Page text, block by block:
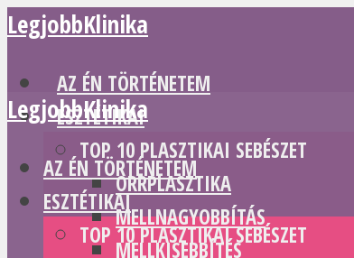
LegjobbKlinika
AZ ÉN TÖRTÉNETEM
ESZTÉTIKAI
TOP 10 PLASZTIKAI SEBÉSZET
ORRPLASZTIKA
MELLNAGYOBBÍTÁS
MELLKISEBBÍTÉS
LegjobbKlinika
AZ ÉN TÖRTÉNETEM
ESZTÉTIKAI
TOP 10 PLASZTIKAI SEBÉSZET